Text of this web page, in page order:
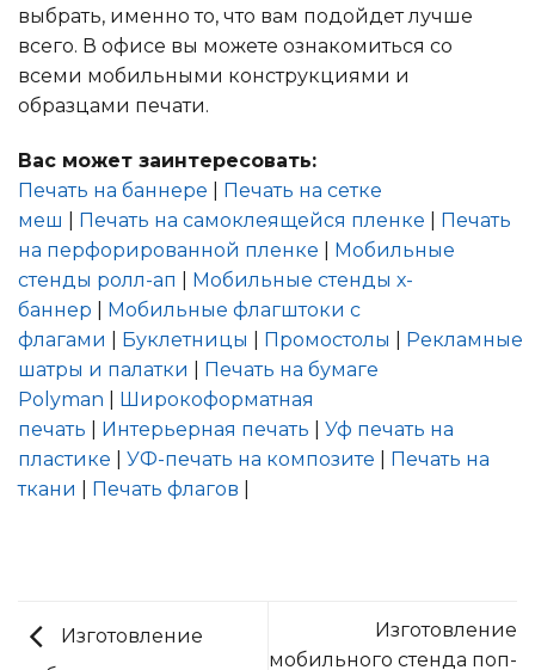
выбрать, именно то, что вам подойдет лучше
всего. В офисе вы можете ознакомиться со
всеми мобильными конструкциями и
образцами печати.
Вас может заинтересовать:
Печать на баннере
Печать на сетке
меш
Печать на самоклеящейся пленке
Печать
на перфорированной пленке
Мобильные
стенды ролл-ап
Мобильные стенды х-
баннер
Мобильные флагштоки с
флагами
Буклетницы Промостолы
Рекламные
шатры и палатки
Печать на бумаге
Polyman
Широкоформатная
печать
Интерьерная печать
Уф печать на
пластике
УФ-печать на композите
Печать на
ткани
Печать флагов
Изготовление
Изготовление
мобильного стенда поп-